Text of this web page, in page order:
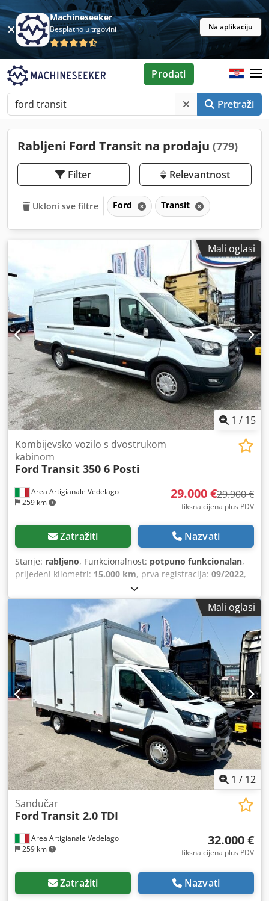
Machineseeker
Besplatno u trgovini Na aplikaciju
Pretraži
Prodati
Rabljeni Ford Transit na prodaju (779)
Filter Relevantnost
Ukloni sve filtre Ford Transit
Mali oglasi
1 / 15
Area Artigianale Vedelago
259 km
Kombijevsko vozilo s dvostrukom
kabinom
Ford Transit 350 6 Posti
29.000 €29.900 €
fiksna cijena plus PDV
Zatražiti Nazvati
Stanje: rabljeno, Funkcionalnost: potpuno funkcionalan,
prijeđeni kilometri: 15.000 km, prva registracija: 09/2022,
, maksimalna nosivost:
masa:3.500 kg, konfiguracija osovina:4x2, gorivo:dizel,
energetska učinkovitost:
, boja:bijela
, vrsta prijenosa:
, broj stupnjeva prijenosa:6
Euro 6, ovjes:čelik , broj sjedala:6, ukupna duljina:
6.704
mm, ukupna širina: 2.059 mm
, duljina prostora za utovar:
3.000 mm , širina utovarnog prostora:1.730 mm, visina
utovarnog prostora:
1.970 mm, Oprema:ABS, AdBlue,
Bluetooth, električno podesivo ogledalo, električno
upravljanje prozorima, elektronički program stabilnosti
(ESP), filtar čestica, klima uređaj, klizna vrata, maglenke,
potpuna servisna povijest, računalo na vozilu, registracija
kamiona, servo upravljač, središnje zaključavanje, start-
stop sustav, tempomat, zračni jastuk ,
Mali oglasi
1 / 12
Area Artigianale Vedelago
259 km
Sandučar
Ford Transit 2.0 TDI
32.000 €
fiksna cijena plus PDV
Zatražiti Nazvati